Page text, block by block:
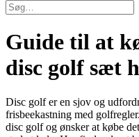
Guide til at
disc golf sæt
Disc golf er en sjov og
frisbeekastning med
disc golf og ønsker at købe